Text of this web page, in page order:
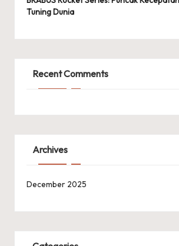
Tuning Dunia
Recent Comments
Archives
December 2025